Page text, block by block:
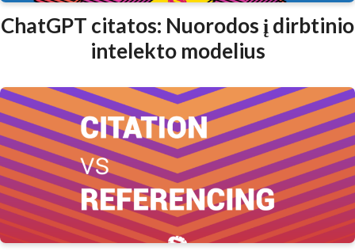
ChatGPT citatos: Nuorodos į dirbtinio
intelekto modelius